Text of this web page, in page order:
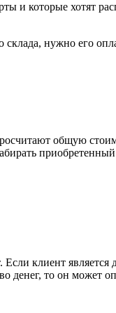
и которые хотят
склада, нужно его
общую
клиент
денег, то он может